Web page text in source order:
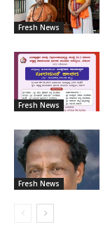
Fresh News
Fresh News
Fresh News